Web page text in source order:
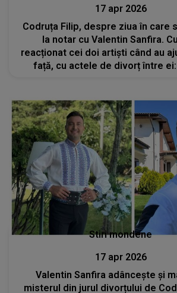
17 apr 2026
Codruța Filip, despre ziua în care
la notar cu Valentin Sanfira.
reacționat cei doi artiști când au
față, cu actele de divorț între ei:
Stiri mondene
17 apr 2026
Valentin Sanfira adâncește și
misterul din jurul divorțului de